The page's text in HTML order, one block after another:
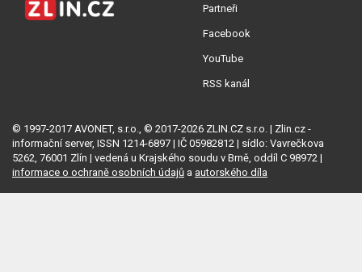
Partneři
Facebook
YouTube
RSS kanál
© 1997-2017 AVONET, s.r.o., © 2017-2026 ZLIN.CZ s.r.o. | Zlin.cz -
informační server, ISSN 1214-6897 | IČ 05982812 | sídlo: Vavrečkova
5262, 76001 Zlín | vedená u Krajského soudu v Brně, oddíl C 98972 |
informace o ochraně osobních údajů a autorského díla